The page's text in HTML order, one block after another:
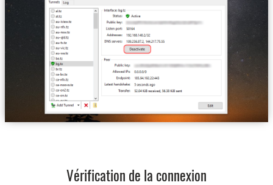
Vérification de la connexion